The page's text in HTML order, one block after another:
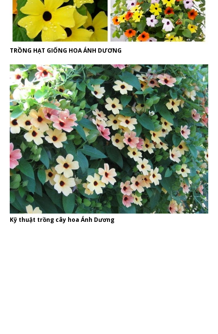
TRỒNG HẠT GIỐNG HOA ÁNH DƯƠNG
Kỹ thuật trồng cây hoa Ánh Dương